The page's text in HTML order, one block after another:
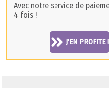
Avec notre service de
4 fois !
J'EN PROFITE !